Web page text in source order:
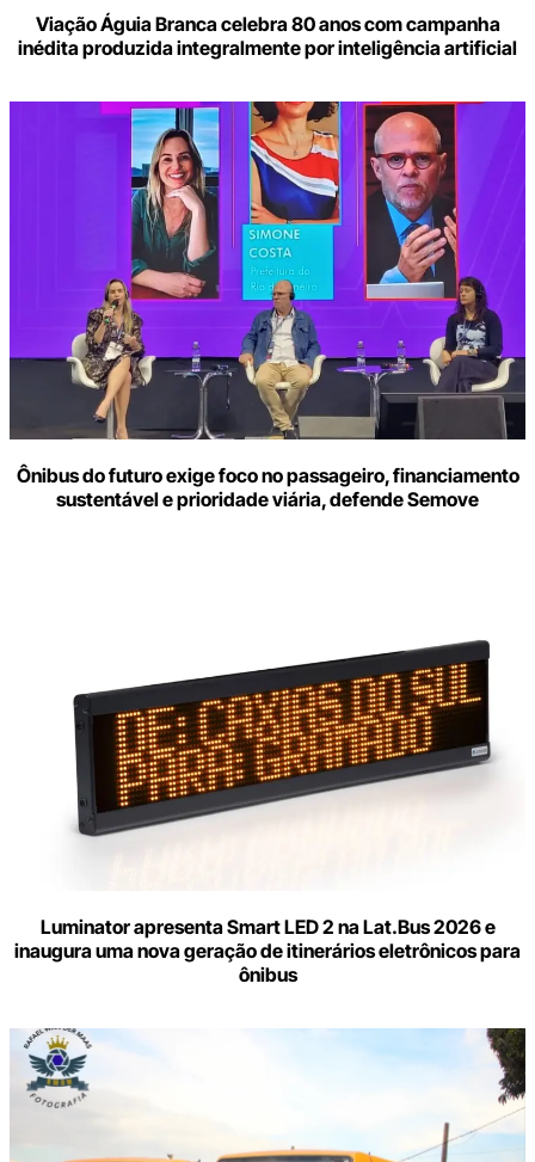
Viação Águia Branca celebra 80 anos com campanha
inédita produzida integralmente por inteligência artificial
Ônibus do futuro exige foco no passageiro, financiamento
sustentável e prioridade viária, defende Semove
Luminator apresenta Smart LED 2 na Lat.Bus 2026 e
inaugura uma nova geração de itinerários eletrônicos para
ônibus